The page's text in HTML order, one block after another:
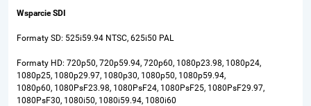
Wsparcie SDI
Formaty SD: 525i59.94 NTSC, 625i50 PAL
Formaty HD: 720p50, 720p59.94, 720p60, 1080p23.98, 1080p24,
1080p25, 1080p29.97, 1080p30, 1080p50, 1080p59.94,
1080p60, 1080PsF23.98, 1080PsF24, 1080PsF25, 1080PsF29.97,
1080PsF30, 1080i50, 1080i59.94, 1080i60